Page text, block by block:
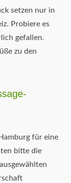
setzen nur in
Probiere es
gefallen.
zu den
für eine
bitte die